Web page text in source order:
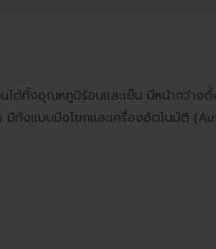
ได้ทั้งอุณหภูมิร้อนและเย็น มีหน้ากว้าง
มีทังแบบมีอโยกและเครื่องอัตโนมัติ